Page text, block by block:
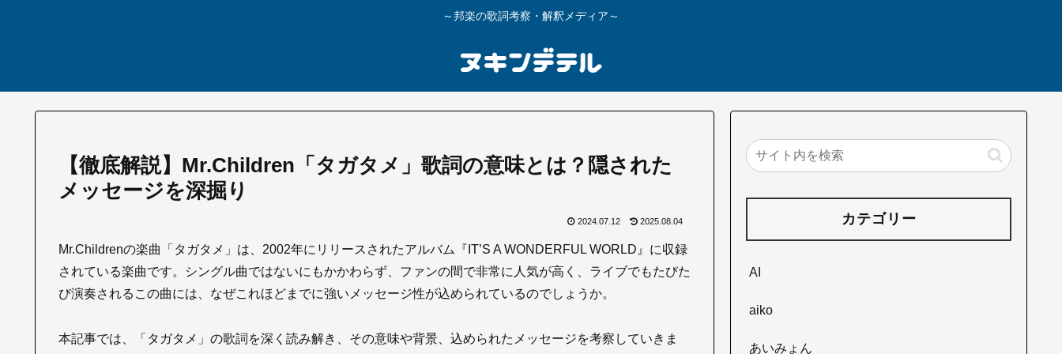
～邦楽の歌詞考察・解釈メディア～
【徹底解説】Mr.Children「タガタメ」歌詞の意味とは？隠された
メッセージを深掘り
2024.07.12 2025.08.04
Mr.Childrenの楽曲「タガタメ」は、2002年にリリースされたアルバム『IT’S A WONDERFUL WORLD』に収録
されている楽曲です。シングル曲ではないにもかかわらず、ファンの間で非常に人気が高く、ライブでもたびた
び演奏されるこの曲には、なぜこれほどまでに強いメッセージ性が込められているのでしょうか。
本記事では、「タガタメ」の歌詞を深く読み解き、その意味や背景、込められたメッセージを考察していきま
カテゴリー
AI
aiko
あいみょん